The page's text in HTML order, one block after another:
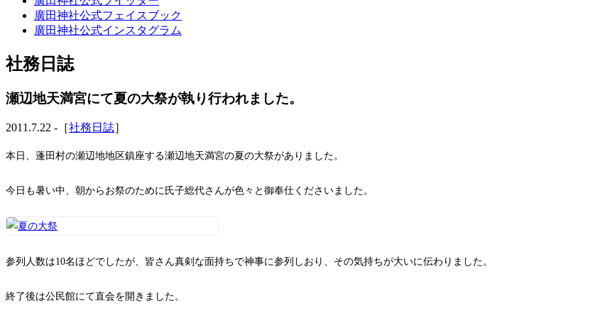
廣田神社公式フェイスブック
廣田神社公式インスタグラム
社務日誌
瀬辺地天満宮にて夏の大祭が執り行われました。
2011.7.22 -［社務日誌］
本日、蓬田村の瀬辺地地区鎮座する瀬辺地天満宮の夏の大祭がありました。
今日も暑い中、朝からお祭のために氏子総代さんが色々と御奉仕くださいました。
参列人数は10名ほどでしたが、皆さん真剣な面持ちで神事に参列しおり、その気持ちが大いに伝わりました。
終了後は公民館にて直会を開きました。